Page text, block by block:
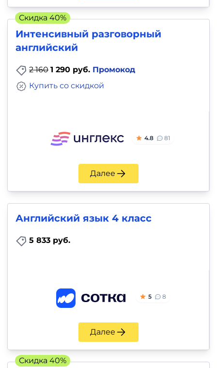
Интенсивный разговорный
английский
2 160 1 290 руб. Промокод
Купить со скидкой
4.8 81
Далее
Скидка 40%
Английский язык 4 класс
5 833 руб.
5 8
Далее
Скидка 40%